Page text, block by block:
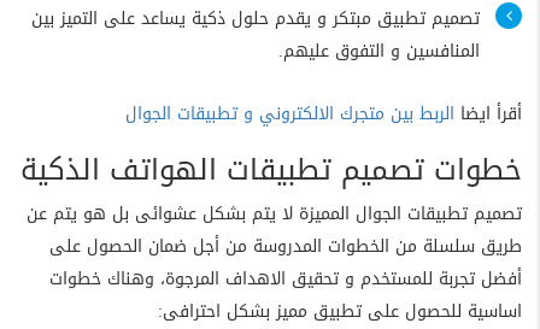
تصميم تطبيق مبتكر و يقدم حلول ذكية يساعد على التميز بين
المنافسين و التفوق عليهم.
أقرأ ايضا الربط بين متجرك الالكتروني و تطبيقات الجوال
خطوات تصميم تطبيقات الهواتف الذكية
تصميم تطبيقات الجوال المميزة لا يتم بشكل عشوائى بل هو يتم عن
طريق سلسلة من الخطوات المدروسة من أجل ضمان الحصول على
أفضل تجربة للمستخدم و تحقيق الاهداف المرجوة، وهناك خطوات
اساسية للحصول على تطبيق مميز بشكل احترافى: